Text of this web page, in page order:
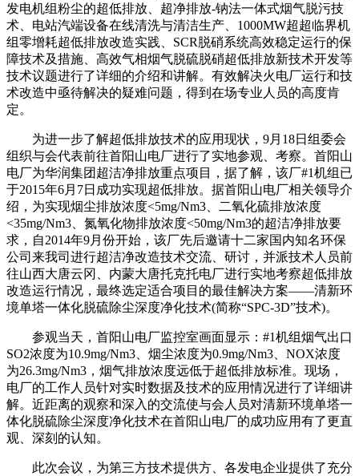
发电机组粉尘的超低排放、超净排放-钠法一体式烟气脱污技
术、电站汽端设备在线清洗与清洁生产、1000MW超超临界机
组零增耗超低排放改造实践、SCR脱硝系统高效稳定运行的保
障技术及措施、高效气相烟气脱硫脱硝超低排放新技术开发等
技术议题进行了详细的介绍和讲解。有效解决火电厂运行和技
术改造中亟待解决的疑难问题，得到在场专业人员的高度肯
定。
为进一步了解超低排放技术的应用现状，9月18日组委会
组织与会代表前往首阳山电厂进行了实地参观、考察。首阳山
电厂为华润集团超洁净排放重点项目，据了解，该厂#1机组已
于2015年6月7日成功实现超低排放。据首阳山电厂相关领导介
绍，为实现烟尘排放浓度<5mg/Nm3、二氧化硫排放浓度
<35mg/Nm3、氮氧化物排放浓度<50mg/Nm3的超洁净排放要
求，自2014年9月份开始，该厂先后邀请十二家国内知名环保
公司来我司进行超洁净改造技术交流、研讨，并派技术人员前
往山西大唐云冈、内蒙大唐托克托电厂进行实地考察超低排放
改造运行情况，最终选定适合项目的最佳解决方案——清新环
境单塔一体化脱硫除尘深度净化技术(简称“SPC-3D”技术)。
参观当天，首阳山电厂监控室画面显示：#1机组烟气出口
SO2浓度为10.9mg/Nm3、烟尘浓度为0.9mg/Nm3、NOX浓度
为26.3mg/Nm3，烟气排放浓度远低于超低排放标准。现场，
电厂的工作人员针对实时数据及技术的应用情况进行了详细讲
解。近距离的观察和深入的交流使与会人员对清新环境单塔一
体化脱硫除尘深度净化技术在首阳山电厂的成功应用有了更直
观、深刻的认知。
此次会议，为第三方技术提供方、各发电企业提供了充分